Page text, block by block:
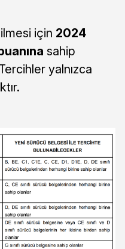
için 2024
sahip
yalnızca